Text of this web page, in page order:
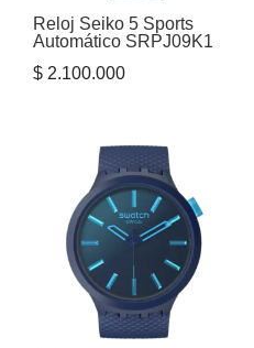
Reloj Seiko 5 Sports
Automático SRPJ09K1
$ 2.100.000